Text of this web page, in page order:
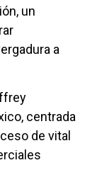
un
a
centrada
de vital